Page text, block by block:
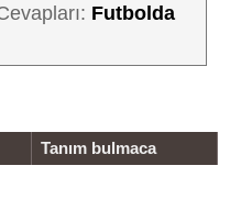
Futbolda
Tanım bulmaca